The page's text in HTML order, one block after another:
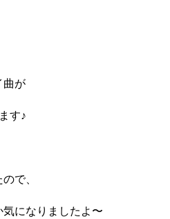
曲が
す♪
で、
になりましたよ〜